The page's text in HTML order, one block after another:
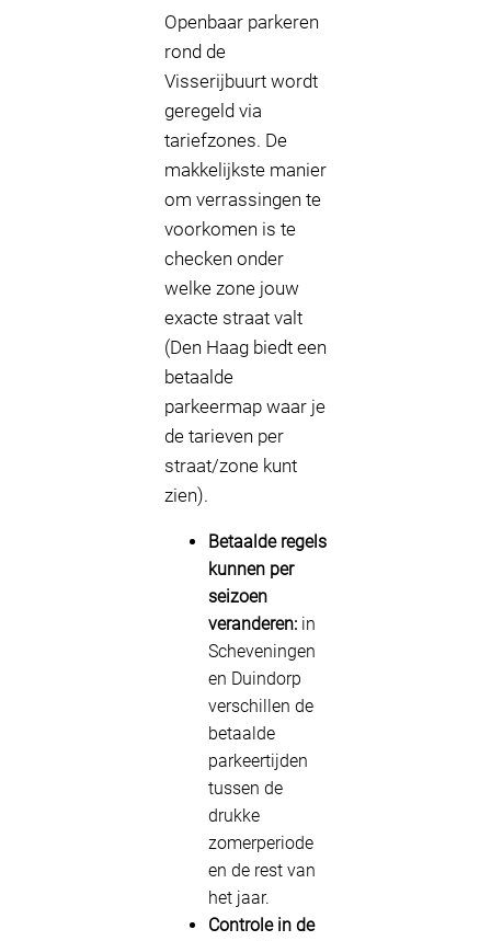
Openbaar parkeren
rond de
Visserijbuurt wordt
geregeld via
tariefzones. De
makkelijkste manier
om verrassingen te
voorkomen is te
checken onder
welke zone jouw
exacte straat valt
(Den Haag biedt een
betaalde
parkeermap waar je
de tarieven per
straat/zone kunt
zien).
Betaalde regels
kunnen per
seizoen
veranderen: in
Scheveningen
en Duindorp
verschillen de
betaalde
parkeertijden
tussen de
drukke
zomerperiode
en de rest van
het jaar.
Controle in de